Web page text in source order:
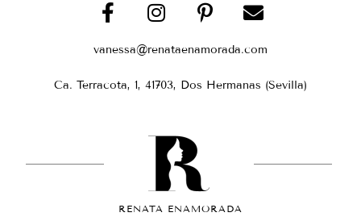
vanessa@renataenamorada.com
Ca. Terracota, 1, 41703, Dos Hermanas (Sevilla)
RENATA ENAMORADA